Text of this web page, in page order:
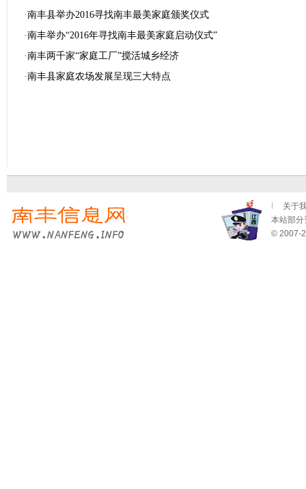
·南丰县举办2016寻找南丰最美家庭颁奖仪式
·南丰举办“2016年寻找南丰最美家庭启动仪式”
·南丰两千家“家庭工厂”搅活城乡经济
·南丰县家庭农场发展呈现三大特点
关于
本站部分
© 2007-